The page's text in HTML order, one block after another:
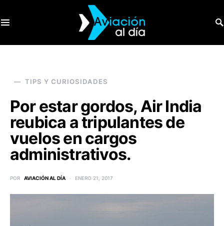
TIPS Y CURIOSIDADES
Por estar gordos, Air India
reubica a tripulantes de
vuelos en cargos
administrativos.
POR AVIACIÓN AL DÍA ENERO 21, 2017